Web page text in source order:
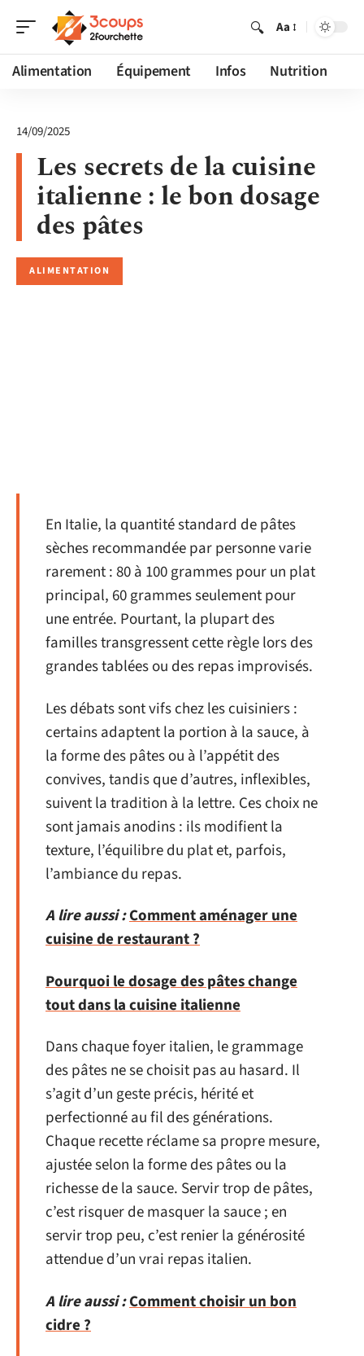
Aa
Alimentation Équipement Infos Nutrition
14/09/2025
Les secrets de la cuisine
italienne : le bon dosage
des pâtes
ALIMENTATION
En Italie, la quantité standard de pâtes
sèches recommandée par personne varie
rarement : 80 à 100 grammes pour un plat
principal, 60 grammes seulement pour
une entrée. Pourtant, la plupart des
familles transgressent cette règle lors des
grandes tablées ou des repas improvisés.
Les débats sont vifs chez les cuisiniers :
certains adaptent la portion à la sauce, à
la forme des pâtes ou à l’appétit des
convives, tandis que d’autres, inflexibles,
suivent la tradition à la lettre. Ces choix ne
sont jamais anodins : ils modifient la
texture, l’équilibre du plat et, parfois,
l’ambiance du repas.
A lire aussi :Comment aménager une
cuisine de restaurant ?
Pourquoi le dosage des pâtes change
tout dans la cuisine italienne
Dans chaque foyer italien, le grammage
des pâtes ne se choisit pas au hasard. Il
s’agit d’un geste précis, hérité et
perfectionné au fil des générations.
Chaque recette réclame sa propre mesure,
ajustée selon la forme des pâtes ou la
richesse de la sauce. Servir trop de pâtes,
c’est risquer de masquer la sauce ; en
servir trop peu, c’est renier la générosité
attendue d’un vrai repas italien.
A lire aussi :Comment choisir un bon
cidre ?